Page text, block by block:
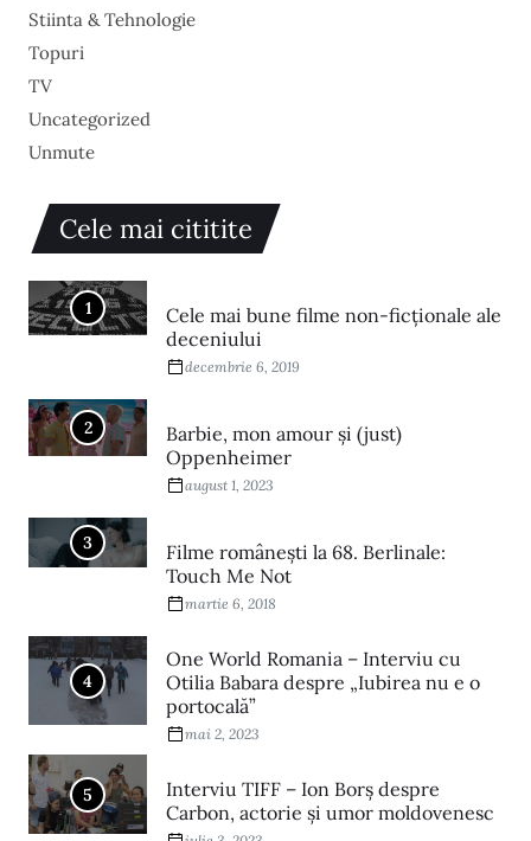
Stiinta & Tehnologie
Topuri
TV
Uncategorized
Unmute
Cele mai cititite
1
Cele mai bune filme non-ficționale ale
deceniului
decembrie 6, 2019
2
Barbie, mon amour și (just)
Oppenheimer
august 1, 2023
3
Filme româneşti la 68. Berlinale:
Touch Me Not
martie 6, 2018
4
One World Romania – Interviu cu
Otilia Babara despre „Iubirea nu e o
portocală”
mai 2, 2023
5
Interviu TIFF – Ion Borș despre
Carbon, actorie și umor moldovenesc